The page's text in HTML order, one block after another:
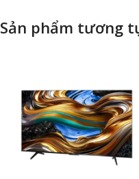
Sản phẩm tương